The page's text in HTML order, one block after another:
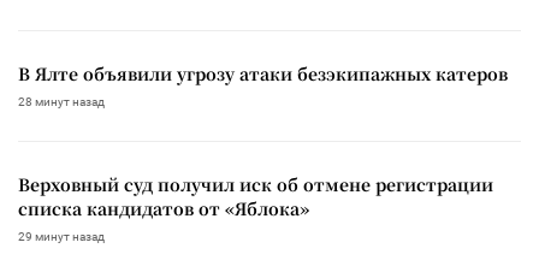
В Ялте объявили угрозу атаки безэкипажных катеров
28 минут назад
Верховный суд получил иск об отмене регистрации
списка кандидатов от «Яблока»
29 минут назад